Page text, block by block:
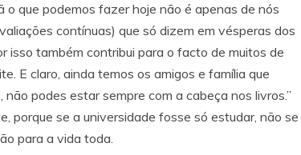
que podemos fazer hoje não é apenas de nós
contínuas) que só dizem em vésperas dos
isso também contribui para o facto de muitos de
E claro, ainda temos os amigos e família que
podes estar sempre com a cabeça nos livros.”
porque se a universidade fosse só estudar, não se
para a vida toda.